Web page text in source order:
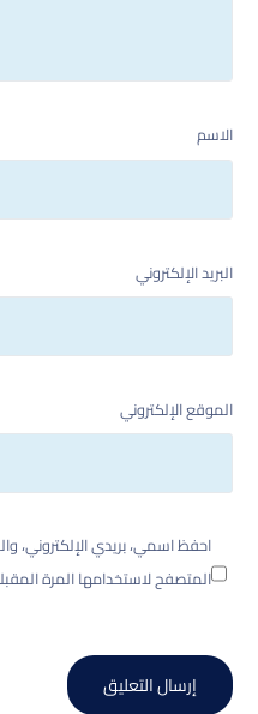
الاسم
البريد الإلكتروني
الموقع الإلكتروني
احفظ اسمي، بريدي الإلكتروني،
المتصفح لاستخدامها المرة